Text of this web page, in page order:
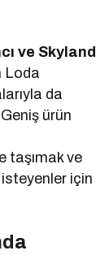
ve Skyland
Loda
da
ürün
taşımak ve
için